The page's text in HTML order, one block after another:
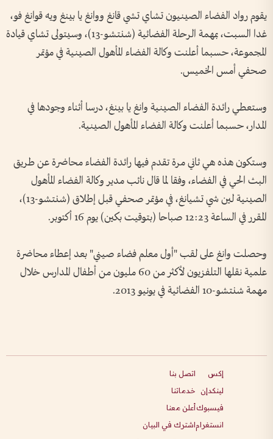
يقوم رواد الفضاء الصينيون تشاي تشي قانغ ووانغ يا بينغ ويه قوانغ فو،
غدا السبت، بمهمة الرحلة الفضائية (شنتشو-13)، وسيتولى تشاي قيادة
المجموعة، حسبما أعلنت وكالة الفضاء المأهول الصينية في مؤتمر
صحفي أمس الخميس.
وستعطي رائدة الفضاء الصينية وانغ يا بينغ، درسا أثناء وجودها في
المدار، حسبما أعلنت وكالة الفضاء المأهول الصينية.
وستكون هذه هي ثاني مرة تقدم فيها رائدة الفضاء محاضرة عن طريق
البث الحي في الفضاء، وفقا لما قال نائب مدير وكالة الفضاء المأهول
الصينية لين شي تشيانغ، في مؤتمر صحفي قبل إطلاق (شنتشو-13)،
المقرر في الساعة 12:23 صباحا (بتوقيت بكين) يوم 16 أكتوبر.
وحصلت وانغ على لقب "أول معلم فضاء صيني" بعد إعطاء محاضرة
علمية نقلها التلفزيون لأكثر من 60 مليون من أطفال المدارس خلال
مهمة شنتشو-10 الفضائية في يونيو 2013.
إكس
لينكدإن
فيسبوك
انستغرام
اتصل بنا
خدماتنا
أعلن معنا
اشترك في البيان